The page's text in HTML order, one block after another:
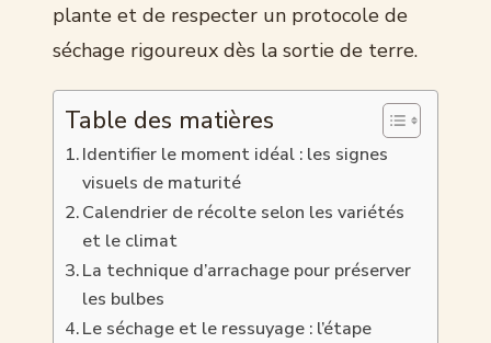
plante et de respecter un protocole de
séchage rigoureux dès la sortie de terre.
Table des matières
Identifier le moment idéal : les signes
visuels de maturité
Calendrier de récolte selon les variétés
et le climat
La technique d’arrachage pour préserver
les bulbes
Le séchage et le ressuyage : l’étape